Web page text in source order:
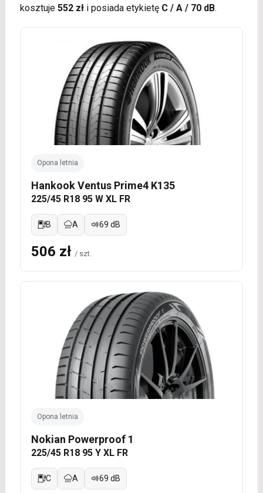
kosztuje 552 złi posiada etykietę C / A / 70 dB.
Opona letnia
Hankook Ventus Prime4 K135
225/45 R18 95 W XL FR
B A 69 dB
506 zł / szt.
Opona letnia
Nokian Powerproof 1
225/45 R18 95 Y XL FR
C A 69 dB